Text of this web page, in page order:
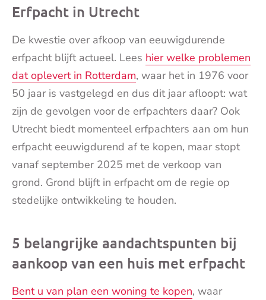
Erfpacht in Utrecht
De kwestie over afkoop van eeuwigdurende
erfpacht blijft actueel. Lees hier welke problemen
dat oplevert in Rotterdam, waar het in 1976 voor
50 jaar is vastgelegd en dus dit jaar afloopt: wat
zijn de gevolgen voor de erfpachters daar? Ook
Utrecht biedt momenteel erfpachters aan om hun
erfpacht eeuwigdurend af te kopen, maar stopt
vanaf september 2025 met de verkoop van
grond. Grond blijft in erfpacht om de regie op
stedelijke ontwikkeling te houden.
5 belangrijke aandachtspunten bij
aankoop van een huis met erfpacht
Bent u van plan een woning te kopen, waar